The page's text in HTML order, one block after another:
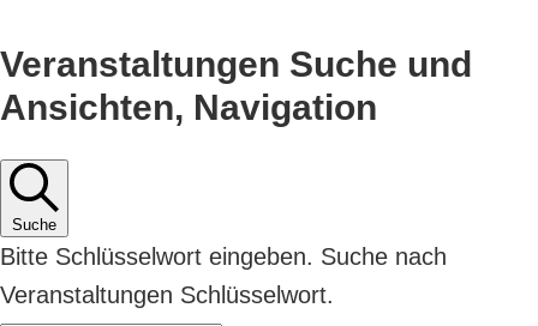
Veranstaltungen Suche und
Ansichten, Navigation
Suche
Bitte Schlüsselwort eingeben. Suche nach
Veranstaltungen Schlüsselwort.